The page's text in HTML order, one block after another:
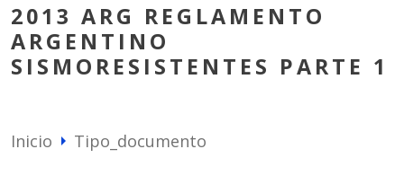
2013 ARG REGLAMENTO
ARGENTINO
SISMORESISTENTES PARTE 1
Inicio arrow_right Tipo_documento